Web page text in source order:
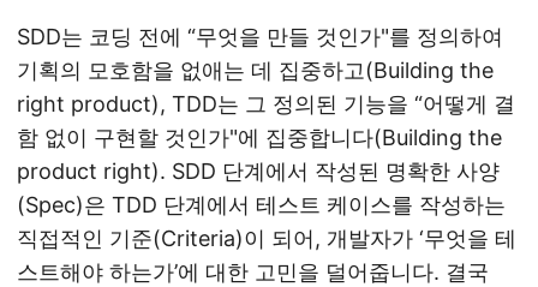
SDD는 코딩 전에 “무엇을 만들 것인가"를 정의하여
기획의 모호함을 없애는 데 집중하고(Building the
right product), TDD는 그 정의된 기능을 “어떻게 결
함 없이 구현할 것인가"에 집중합니다(Building the
product right). SDD 단계에서 작성된 명확한 사양
(Spec)은 TDD 단계에서 테스트 케이스를 작성하는
직접적인 기준(Criteria)이 되어, 개발자가 ‘무엇을 테
스트해야 하는가’에 대한 고민을 덜어줍니다. 결국